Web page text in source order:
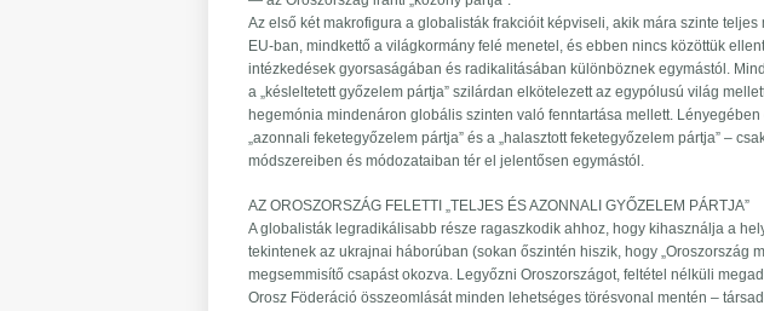
Az első két makrofigura a globalisták frakcióit képviseli, akik mára szinte
EU-ban, mindkettő a világkormány felé menetel, és ebben nincs közöttük
intézkedések gyorsaságában és radikalitásában különböznek egymástól.
a „késleltetett győzelem pártja” szilárdan elkötelezett az egypólusú világ
hegemónia mindenáron globális szinten való fenntartása mellett.
„azonnali feketegyőzelem pártja” és a „halasztott feketegyőzelem pártja” –
módszereiben és módozataiban tér el jelentősen egymástól.
AZ OROSZORSZÁG FELETTI „TELJES ÉS AZONNALI GYŐZELEM PÁRTJA”
A globalisták legradikálisabb része ragaszkodik ahhoz, hogy kihasználja a
tekintenek az ukrajnai háborúban (sokan őszintén hiszik, hogy „Oroszország
megsemmisítő csapást okozva. Legyőzni Oroszországot, feltétel nélküli
Orosz Föderáció összeomlását minden lehetséges törésvonal mentén –